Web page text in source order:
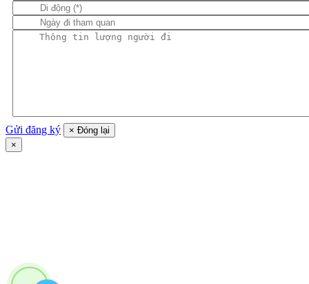
Gửi đăng ký × Đóng lại
×